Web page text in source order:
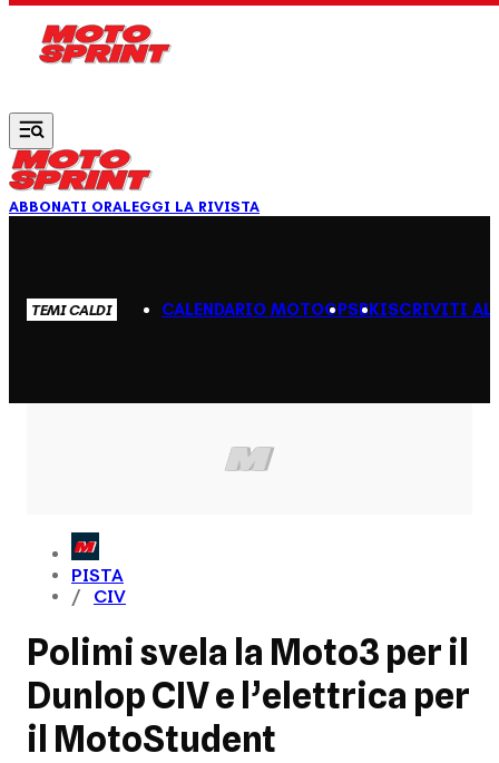
ABBONATI ORALEGGI LA RIVISTA
TEMI CALDI CALENDARIO MOTOGPSBKISCRIVITI AL
PISTA
CIV
Polimi svela la Moto3 per il
Dunlop CIV e l’elettrica per
il MotoStudent